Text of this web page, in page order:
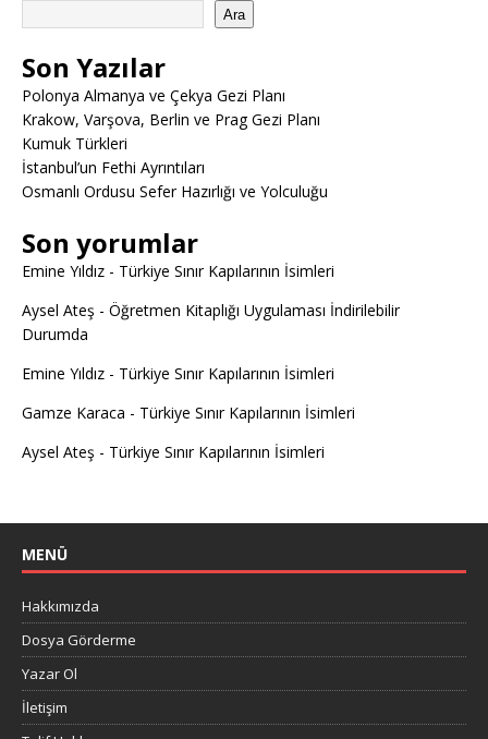
Ara
Son Yazılar
Polonya Almanya ve Çekya Gezi Planı
Krakow, Varşova, Berlin ve Prag Gezi Planı
Kumuk Türkleri
İstanbul’un Fethi Ayrıntıları
Osmanlı Ordusu Sefer Hazırlığı ve Yolculuğu
Son yorumlar
Emine Yıldız - Türkiye Sınır Kapılarının İsimleri
Aysel Ateş - Öğretmen Kitaplığı Uygulaması İndirilebilir
Durumda
Emine Yıldız - Türkiye Sınır Kapılarının İsimleri
Gamze Karaca - Türkiye Sınır Kapılarının İsimleri
Aysel Ateş - Türkiye Sınır Kapılarının İsimleri
MENÜ
Hakkımızda
Dosya Görderme
Yazar Ol
İletişim